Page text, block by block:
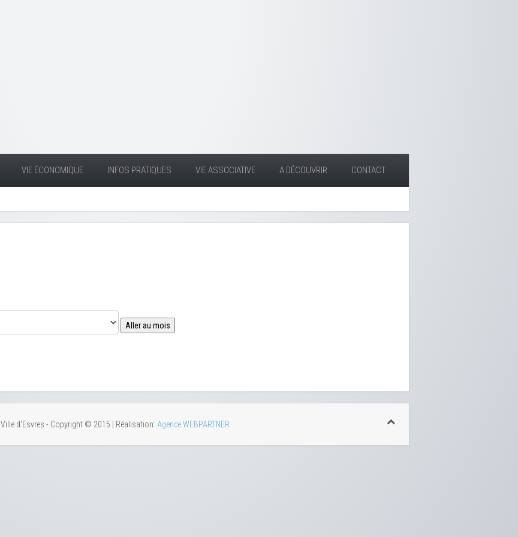
VIE ÉCONOMIQUE INFOS PRATIQUES VIE ASSOCIATIVE A DÉCOUVRIR CONTACT
Aller au mois
Ville d'Esvres - Copyright © 2015 | Réalisation: Agence WEBPARTNER